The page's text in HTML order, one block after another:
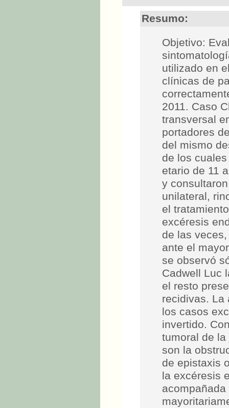
Resumo:
Objetivo:
utilizado en
clínicas de
2011. Caso
transversal
portadores
del mismo
de los
etario de 11
y
unilateral,
el
excéresis
de las
ante el
se observó
Cadwell Luc
el resto
recidivas. La
los casos
invertido.
tumoral de
son la
de epistaxis
la excéresis